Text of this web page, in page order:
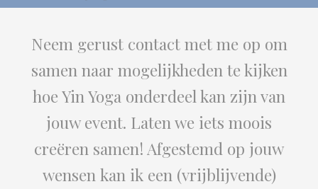
Neem gerust contact met me op om
samen naar mogelijkheden te kijken
hoe Yin Yoga onderdeel kan zijn van
jouw event. Laten we iets moois
creëren samen! Afgestemd op jouw
wensen kan ik een (vrijblijvende)